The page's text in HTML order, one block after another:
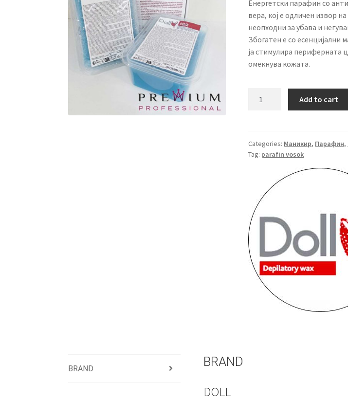
Енергетски парафин со
вера, кој е одличен извор
неопходни за убава и
Збогатен е со есенцијални
ја стимулира периферната
омекнува кожата.
Алое
Вера
Add to cart
Categories: Маникир, Парафин,
Tag: parafin vosok
BRAND BRAND
DOLL